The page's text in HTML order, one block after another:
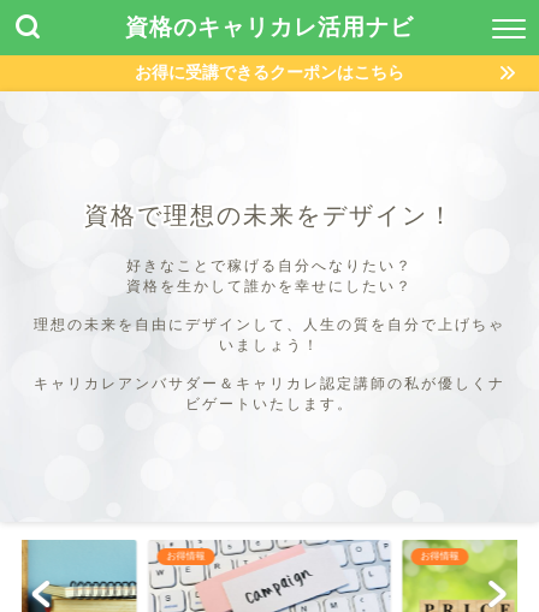
資格のキャリカレ活用ナビ
お得に受講できるクーポンはこちら
資格で理想の未来をデザイン！
好きなことで稼げる自分へなりたい？
資格を生かして誰かを幸せにしたい？
理想の未来を自由にデザインして、人生の質を自分で上げちゃ
いましょう！
キャリカレアンバサダー＆キャリカレ認定講師の私が優しくナ
ビゲートいたします。
お得情報 お得情報